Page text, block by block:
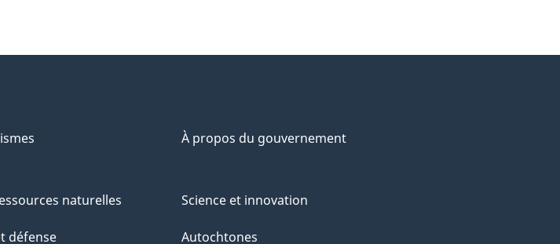
À propos du gouvernement
naturelles
défense
Science et innovation
Autochtones